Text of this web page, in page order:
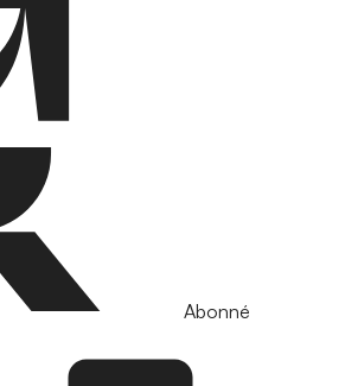
Abonné